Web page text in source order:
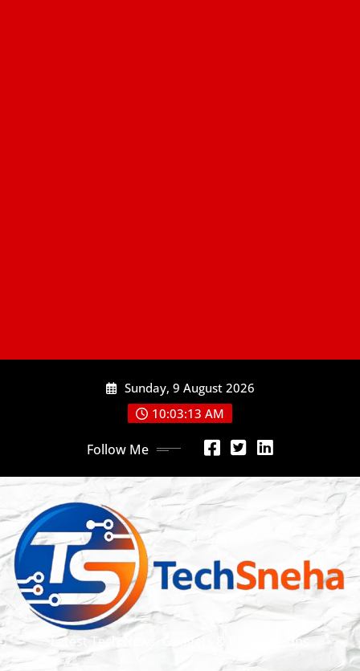
Sunday, 9 August 2026
10:03:14 AM
Follow Me
Latest Tech News, Gadgets & Blogging Tips